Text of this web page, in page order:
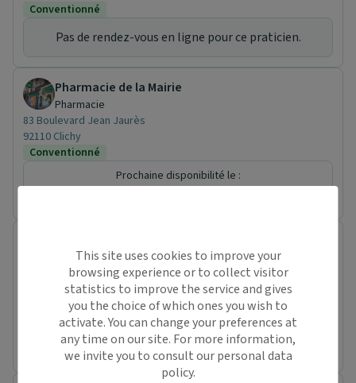
Conventionné
Pas de rendez-vous en ligne pour ce praticien.
Pharmacie de la Mairie
Pharmacie
83 Boulevard Jean Jaurès
92110 Clichy
Conventionné
Prochaine disponibilité le :
Pharmacie
116 Avenue Marceau
92400 Courbevoie
Conventionné
Prochaine disponibilité le :
vendredi 14 août
This site uses cookies to improve your
browsing experience or to collect visitor
statistics to improve the service and gives
you the choice of which ones you wish to
activate. You can change your preferences at
any time on our site. For more information,
we invite you to consult our personal data
policy.